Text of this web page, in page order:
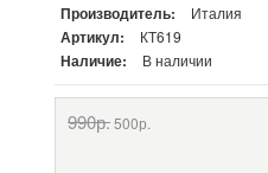
Производитель: Италия
Артикул: КТ619
Наличие: В наличии
990р.500р.